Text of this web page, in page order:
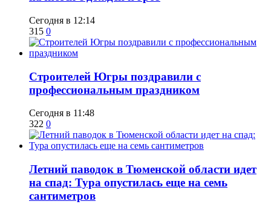
Сегодня в 12:14
315 0
​Строителей Югры поздравили с
профессиональным праздником
Сегодня в 11:48
322 0
​Летний паводок в Тюменской области идет
на спад: Тура опустилась еще на семь
сантиметров